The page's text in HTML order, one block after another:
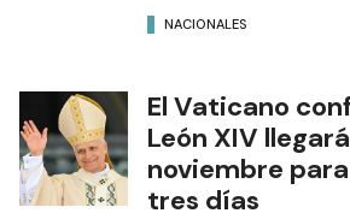
NACIONALES
El Vaticano
León XIV
noviembre
tres días